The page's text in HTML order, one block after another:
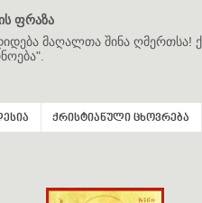
ფრაზა
მაღალთა შინა ღმერთსა!
ქრისტიანული ცხოვრება